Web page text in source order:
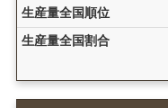
生産量全国順位
生産量全国割合